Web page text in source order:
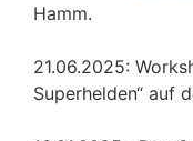
Hamm.
21.06.2025:
Superhelden“ auf